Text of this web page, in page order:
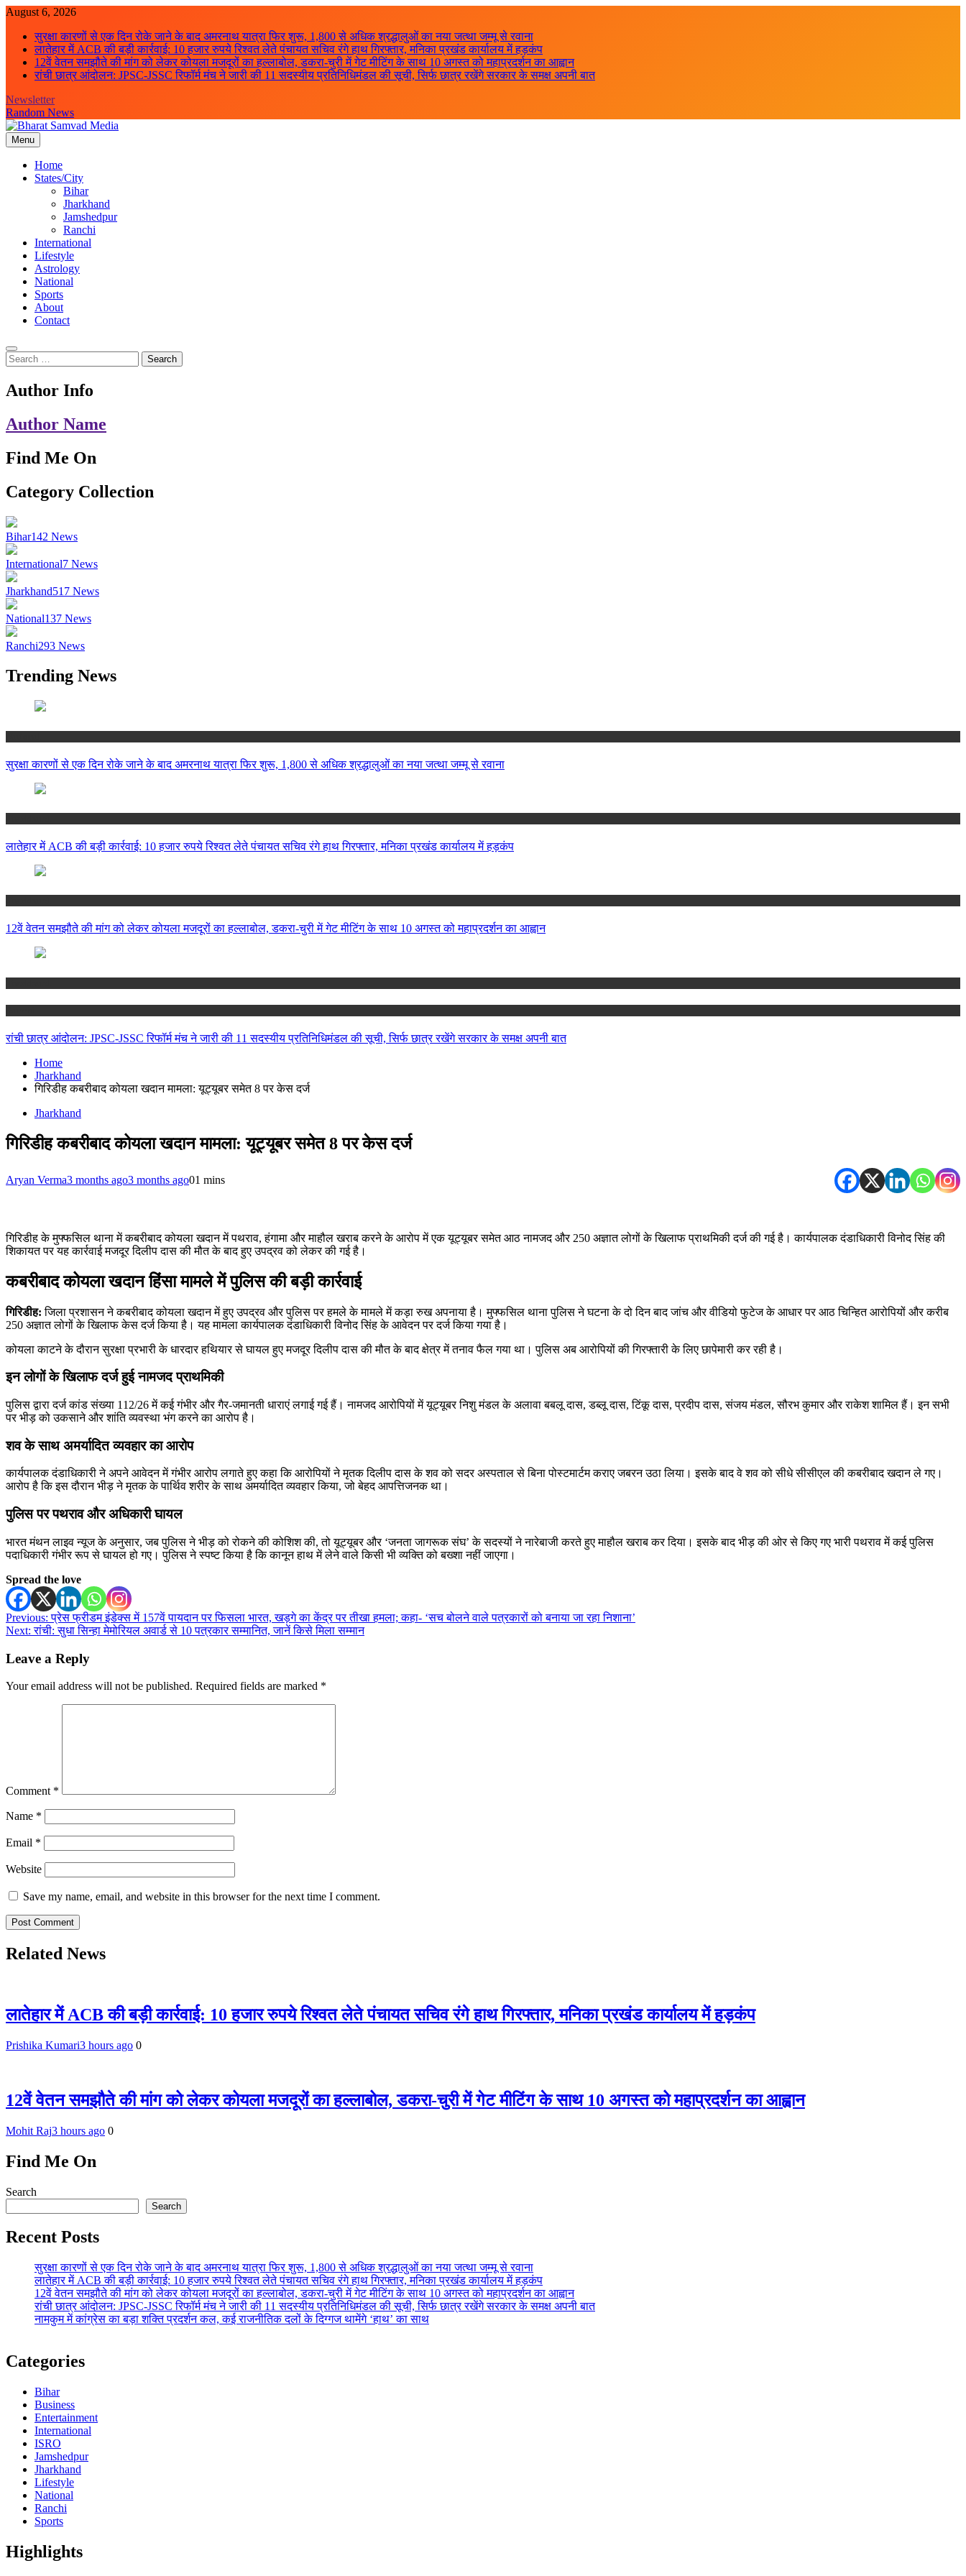
Skip
content
August 6, 2026
सुरक्षा कारणों से एक दिन रोके जाने के बाद अमरनाथ यात्रा फिर शुरू, 1,800 से अधिक श्रद्धालुओं का नया जत्था जम्मू से रवाना
लातेहार में ACB की बड़ी कार्रवाई: 10 हजार रुपये रिश्वत लेते पंचायत सचिव रंगे हाथ गिरफ्तार, मनिका प्रखंड कार्यालय में हड़कंप
12वें वेतन समझौते की मांग को लेकर कोयला मजदूरों का हल्लाबोल, डकरा-चुरी में गेट मीटिंग के साथ 10 अगस्त को महाप्रदर्शन का आह्वान
रांची छात्र आंदोलन: JPSC-JSSC रिफॉर्म मंच ने जारी की 11 सदस्यीय प्रतिनिधिमंडल की सूची, सिर्फ छात्र रखेंगे सरकार के समक्ष अपनी बात
Newsletter
Random News
Bharat Samvad Media
Menu
Home
States/City
Bihar
Jharkhand
Jamshedpur
Ranchi
International
Lifestyle
Astrology
National
Sports
About
Contact
Search
for:
Author Info
Author Name
Find Me On
Category Collection
Bihar142 News
International7 News
Jharkhand517 News
National137 News
Ranchi293 News
Trending News
सुरक्षा कारणों से एक दिन रोके जाने के बाद अमरनाथ यात्रा फिर शुरू, 1,800 से अधिक श्रद्धालुओं का नया जत्था जम्मू से रवाना
लातेहार में ACB की बड़ी कार्रवाई: 10 हजार रुपये रिश्वत लेते पंचायत सचिव रंगे हाथ गिरफ्तार, मनिका प्रखंड कार्यालय में हड़कंप
12वें वेतन समझौते की मांग को लेकर कोयला मजदूरों का हल्लाबोल, डकरा-चुरी में गेट मीटिंग के साथ 10 अगस्त को महाप्रदर्शन का आह्वान
रांची छात्र आंदोलन: JPSC-JSSC रिफॉर्म मंच ने जारी की 11 सदस्यीय प्रतिनिधिमंडल की सूची, सिर्फ छात्र रखेंगे सरकार के समक्ष अपनी बात
Home
Jharkhand
गिरिडीह कबरीबाद कोयला खदान मामला: यूट्यूबर समेत 8 पर केस दर्ज
Jharkhand
गिरिडीह कबरीबाद कोयला खदान मामला: यूट्यूबर समेत 8 पर केस दर्ज
Aryan Verma3 months ago3 months ago01 mins
गिरिडीह के मुफ्फसिल थाना में कबरीबाद कोयला खदान में पथराव, हंगामा और माहौल खराब करने के आरोप में एक यूट्यूबर समेत आठ नामजद और 250 अज्ञात लोगों के खिलाफ प्राथमिकी दर्ज की गई है। कार्यपालक दंडाधिकारी विनोद सिंह की
शिकायत पर यह कार्रवाई मजदूर दिलीप दास की मौत के बाद हुए उपद्रव को लेकर की गई है।
कबरीबाद कोयला खदान हिंसा मामले में पुलिस की बड़ी कार्रवाई
गिरिडीह: जिला प्रशासन ने कबरीबाद कोयला खदान में हुए उपद्रव और पुलिस पर हमले के मामले में कड़ा रुख अपनाया है। मुफ्फसिल थाना पुलिस ने घटना के दो दिन बाद जांच और वीडियो फुटेज के आधार पर आठ चिन्हित आरोपियों और करीब
250 अज्ञात लोगों के खिलाफ केस दर्ज किया है। यह मामला कार्यपालक दंडाधिकारी विनोद सिंह के आवेदन पर दर्ज किया गया है।
कोयला काटने के दौरान सुरक्षा प्रभारी के धारदार हथियार से घायल हुए मजदूर दिलीप दास की मौत के बाद क्षेत्र में तनाव फैल गया था। पुलिस अब आरोपियों की गिरफ्तारी के लिए छापेमारी कर रही है।
इन लोगों के खिलाफ दर्ज हुई नामजद प्राथमिकी
पुलिस द्वारा दर्ज कांड संख्या 112/26 में कई गंभीर और गैर-जमानती धाराएं लगाई गई हैं। नामजद आरोपियों में यूट्यूबर निशु मंडल के अलावा बबलू दास, डब्लू दास, टिंकू दास, प्रदीप दास, संजय मंडल, सौरभ कुमार और राकेश शामिल हैं। इन सभी
पर भीड़ को उकसाने और शांति व्यवस्था भंग करने का आरोप है।
शव के साथ अमर्यादित व्यवहार का आरोप
कार्यपालक दंडाधिकारी ने अपने आवेदन में गंभीर आरोप लगाते हुए कहा कि आरोपियों ने मृतक दिलीप दास के शव को सदर अस्पताल से बिना पोस्टमार्टम कराए जबरन उठा लिया। इसके बाद वे शव को सीधे सीसीएल की कबरीबाद खदान ले गए।
आरोप है कि इस दौरान भीड़ ने मृतक के पार्थिव शरीर के साथ अमर्यादित व्यवहार किया, जो बेहद आपत्तिजनक था।
पुलिस पर पथराव और अधिकारी घायल
भारत मंथन लाइव न्यूज के अनुसार, जब पुलिस ने भीड़ को रोकने की कोशिश की, तो यूट्यूबर और ‘जनता जागरूक संघ’ के सदस्यों ने नारेबाजी करते हुए माहौल खराब कर दिया। इसके बाद भीड़ की ओर से किए गए भारी पथराव में कई पुलिस
पदाधिकारी गंभीर रूप से घायल हो गए। पुलिस ने स्पष्ट किया है कि कानून हाथ में लेने वाले किसी भी व्यक्ति को बख्शा नहीं जाएगा।
Spread the love
Post
navigation
Previous: प्रेस फ्रीडम इंडेक्स में 157वें पायदान पर फिसला भारत, खड़गे का केंद्र पर तीखा हमला; कहा- ‘सच बोलने वाले पत्रकारों को बनाया जा रहा निशाना’
Next: रांची: सुधा सिन्हा मेमोरियल अवार्ड से 10 पत्रकार सम्मानित, जानें किसे मिला सम्मान
Leave a Reply
Your email address will not be published. Required fields are marked *
Comment *
Name *
Email *
Website
Save my name, email, and website in this browser for the next time I comment.
Related News
लातेहार में ACB की बड़ी कार्रवाई: 10 हजार रुपये रिश्वत लेते पंचायत सचिव रंगे हाथ गिरफ्तार, मनिका प्रखंड कार्यालय में हड़कंप
Prishika Kumari3 hours ago 0
12वें वेतन समझौते की मांग को लेकर कोयला मजदूरों का हल्लाबोल, डकरा-चुरी में गेट मीटिंग के साथ 10 अगस्त को महाप्रदर्शन का आह्वान
Mohit Raj3 hours ago 0
Find Me On
Search
Search
Recent Posts
सुरक्षा कारणों से एक दिन रोके जाने के बाद अमरनाथ यात्रा फिर शुरू, 1,800 से अधिक श्रद्धालुओं का नया जत्था जम्मू से रवाना
लातेहार में ACB की बड़ी कार्रवाई: 10 हजार रुपये रिश्वत लेते पंचायत सचिव रंगे हाथ गिरफ्तार, मनिका प्रखंड कार्यालय में हड़कंप
12वें वेतन समझौते की मांग को लेकर कोयला मजदूरों का हल्लाबोल, डकरा-चुरी में गेट मीटिंग के साथ 10 अगस्त को महाप्रदर्शन का आह्वान
रांची छात्र आंदोलन: JPSC-JSSC रिफॉर्म मंच ने जारी की 11 सदस्यीय प्रतिनिधिमंडल की सूची, सिर्फ छात्र रखेंगे सरकार के समक्ष अपनी बात
नामकुम में कांग्रेस का बड़ा शक्ति प्रदर्शन कल, कई राजनीतिक दलों के दिग्गज थामेंगे ‘हाथ’ का साथ
Categories
Bihar
Business
Entertainment
International
ISRO
Jamshedpur
Jharkhand
Lifestyle
National
Ranchi
Sports
Highlights